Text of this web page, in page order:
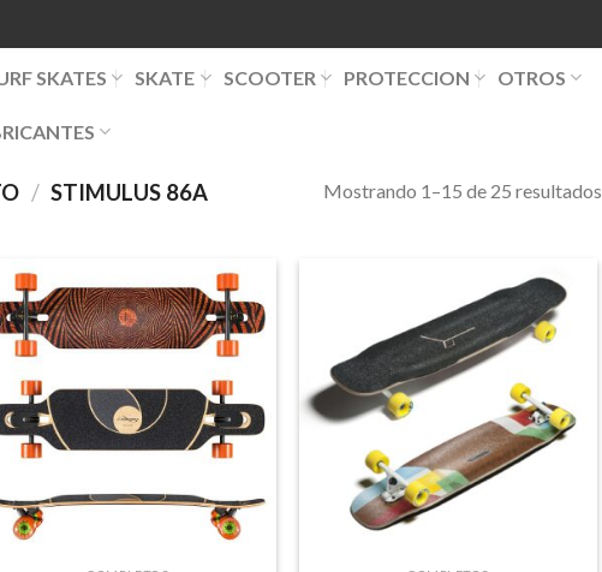
SKATES SKATE SCOOTER PROTECCION OTROS
/ STIMULUS 86A Mostrando 1–15 de 25 resultados